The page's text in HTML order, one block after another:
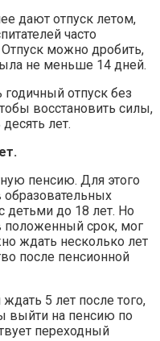
дают отпуск летом,
часто
можно дробить,
не меньше 14 дней.
отпуск без
восстановить силы,
лет.
пенсию. Для этого
образовательных
детьми до 18 лет. Но
положенный срок, мог
ждать несколько лет
после пенсионной
5 лет после того,
выйти на пенсию по
переходный